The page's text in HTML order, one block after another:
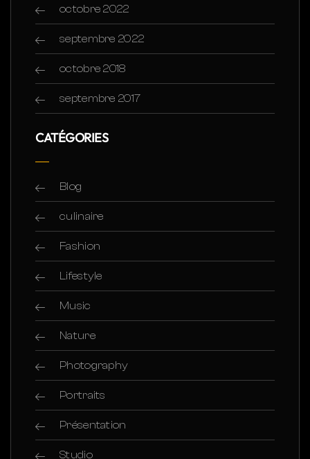
octobre 2022
septembre 2022
octobre 2018
septembre 2017
CATÉGORIES
Blog
culinaire
Fashion
Lifestyle
Music
Nature
Photography
Portraits
Présentation
Studio